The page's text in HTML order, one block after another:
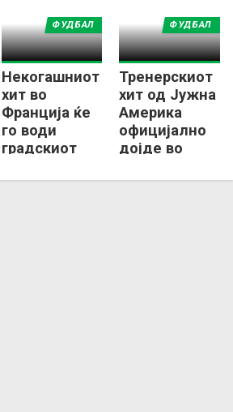
Некогашниот
хит во
Франција ќе
го води
градскиот
ПСЖ
ФУДБАЛ
Тренерскиот
хит од Јужна
Америка
официјално
дојде во
ФУДБАЛ